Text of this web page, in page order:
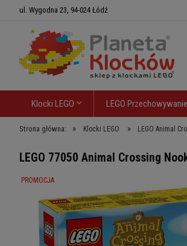
ul. Wygodna 23, 94-024 Łódź
Klocki LEGO LEGO Przechowywanie
Strona główna: » Klocki LEGO » LEGO Animal
LEGO 77050 Animal Crossing
PROMOCJA